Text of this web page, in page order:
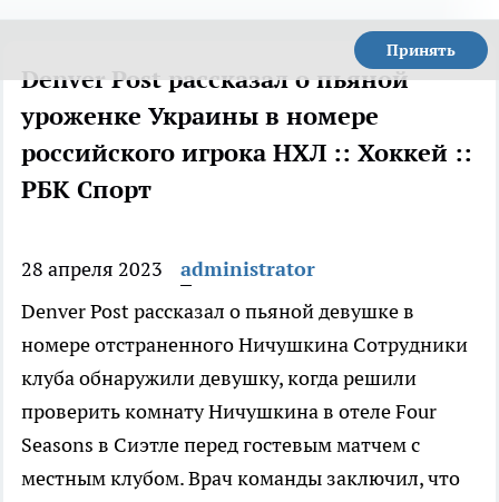
Принять
Denver Post рассказал о пьяной
уроженке Украины в номере
российского игрока НХЛ :: Хоккей ::
РБК Спорт
28 апреля 2023
administrator
Denver Post рассказал о пьяной девушке в
номере отстраненного Ничушкина Сотрудники
клуба обнаружили девушку, когда решили
проверить комнату Ничушкина в отеле Four
Seasons в Сиэтле перед гостевым матчем с
местным клубом. Врач команды заключил, что